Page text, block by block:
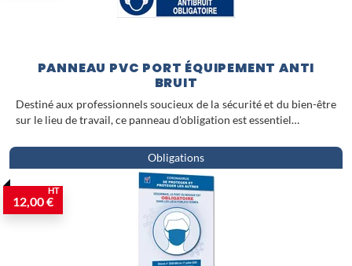
PANNEAU PVC PORT ÉQUIPEMENT ANTI
BRUIT
Destiné aux professionnels soucieux de la sécurité et du bien-être
sur le lieu de travail, ce panneau d'obligation est essentiel…
Obligations
12,00 €
HT